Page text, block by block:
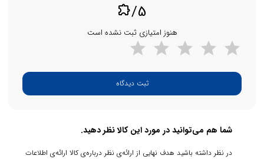
parsanme.com
extension/5
هنوز امتیازی ثبت نشده است
ثبت دیدگاه
شما هم می‌توانید در مورد این کالا نظر دهید.
در نظر داشته باشید هدف نهایی از ارائه‌ی نظر درباره‌ی کالا ارائه‌ی اطلاعات